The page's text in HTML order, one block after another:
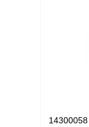
Купить
В